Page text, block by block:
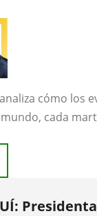
analiza cómo los
cada